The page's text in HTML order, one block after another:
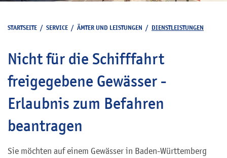
STARTSEITE / SERVICE / ÄMTER UND LEISTUNGEN / DIENSTLEISTUNGEN
Nicht für die Schifffahrt
freigegebene Gewässer -
Erlaubnis zum Befahren
beantragen
Sie möchten auf einem Gewässer in Baden-Württemberg